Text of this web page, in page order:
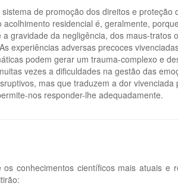
de promoção dos direitos e proteção
residencial é, geralmente,
gravidade da negligência, dos maus-tratos
experiências adversas precoces
podem gerar um trauma-complexo e
vezes a dificuldades na gestão das
mas que traduzem a dor
nos responder-lhe adequadamente.
conhecimentos científicos mais atuais e